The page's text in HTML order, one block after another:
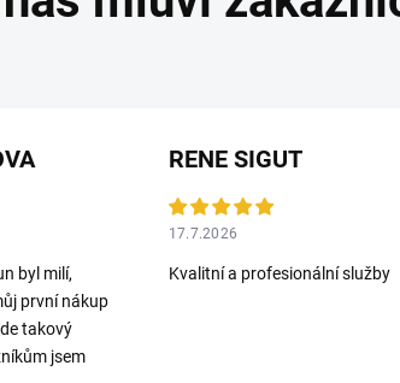
byl milí,
první nákup
takový
jsem
RENE SIGUT
17.7.2026
Kvalitní a profesionální služby